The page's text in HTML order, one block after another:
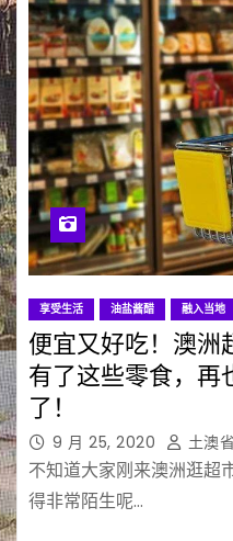
享受生活 油盐酱醋 融入当地
便宜又好吃！澳洲
有了这些零食，再
了！
9 月 25, 2020 土澳
不知道大家刚来澳洲逛超
得非常陌生呢…